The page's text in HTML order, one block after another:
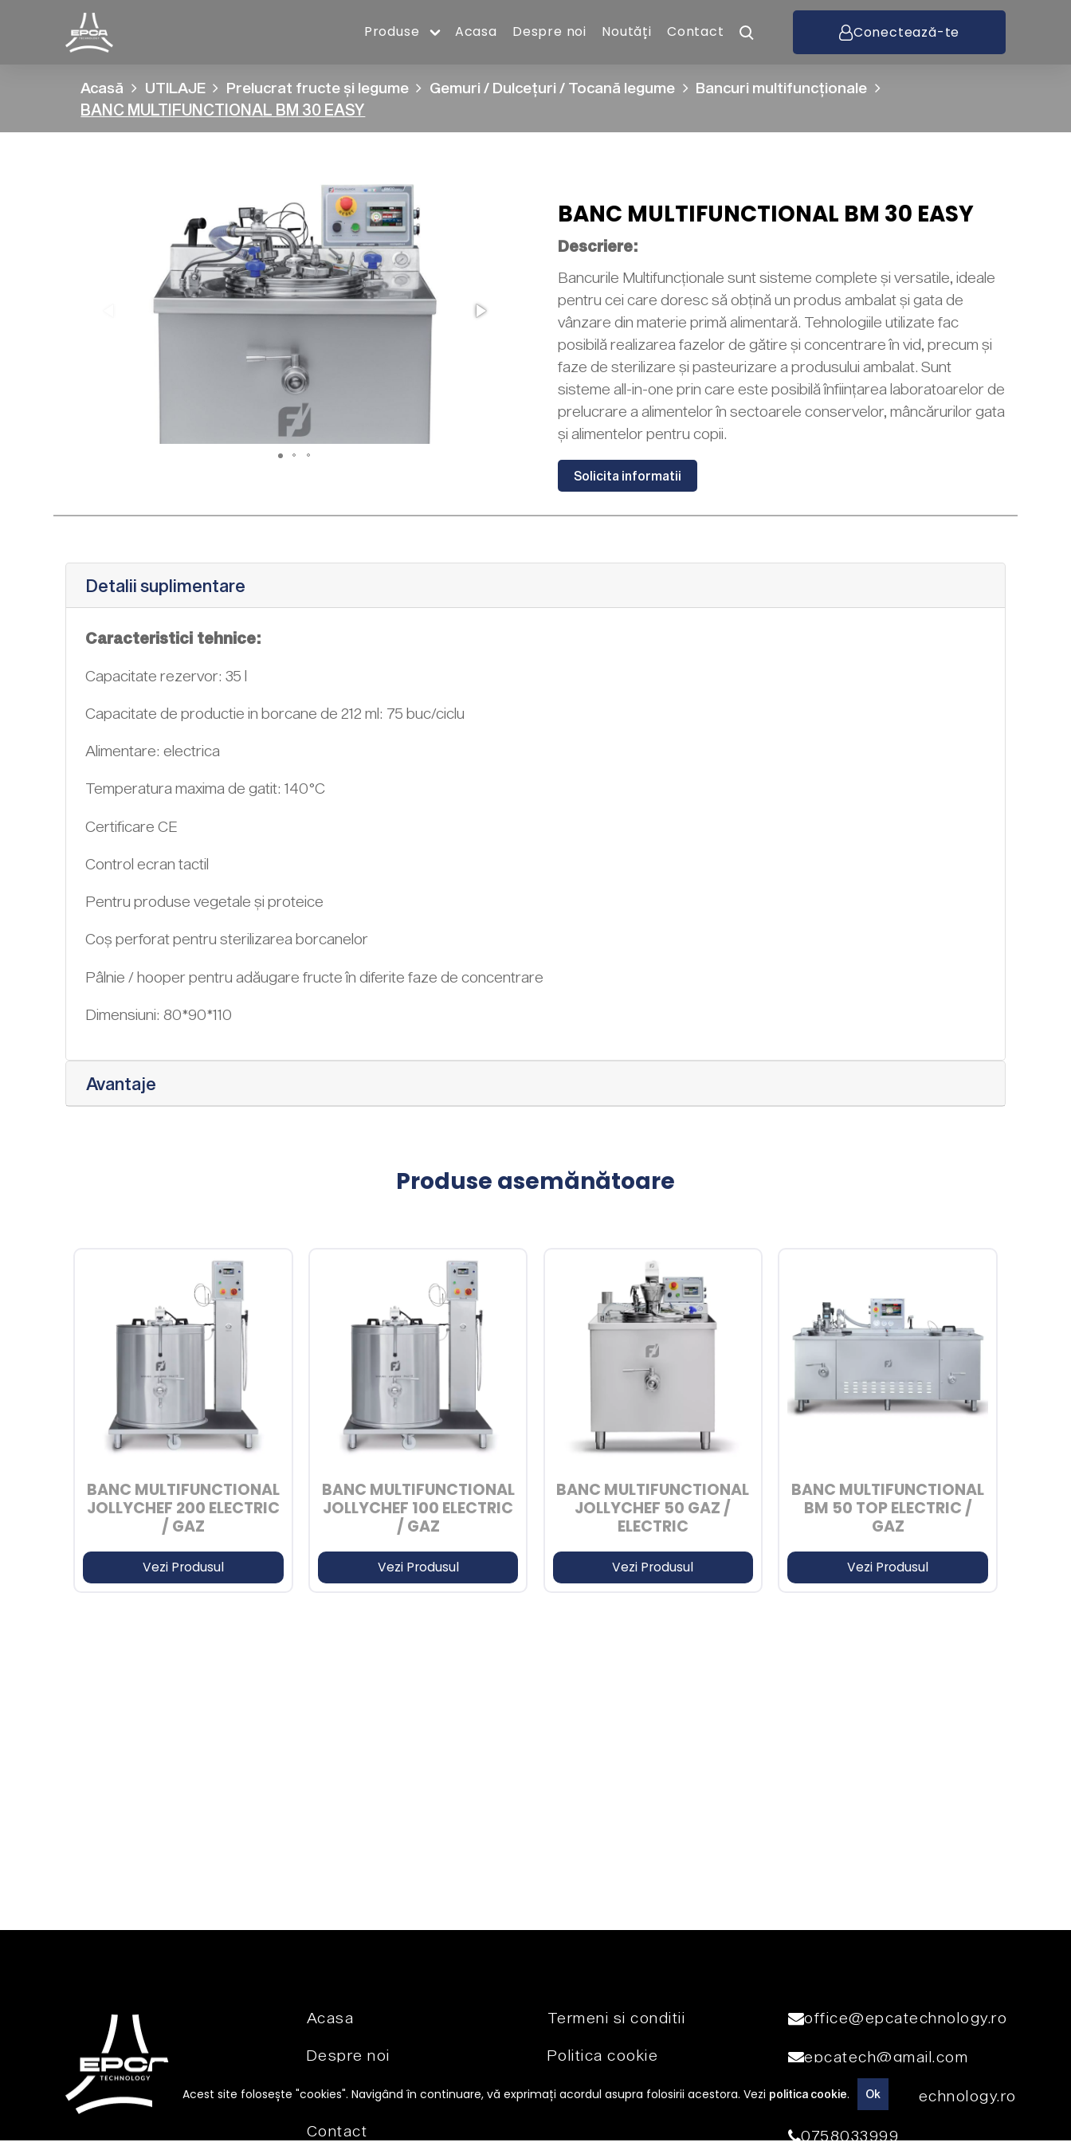
Produse Acasa Despre noi Noutăți Contact Conectează-te
Acasă UTILAJE Prelucrat fructe și legume Gemuri / Dulcețuri / Tocană legume Bancuri multifuncționale
BANC MULTIFUNCTIONAL BM 30 EASY
BANC MULTIFUNCTIONAL BM 30 EASY
Descriere:
Bancurile Multifuncționale sunt sisteme complete și versatile, ideale
pentru cei care doresc să obțină un produs ambalat și gata de
vânzare din materie primă alimentară. Tehnologiile utilizate fac
posibilă realizarea fazelor de gătire și concentrare în vid, precum și
faze de sterilizare și pasteurizare a produsului ambalat. Sunt
sisteme all-in-one prin care este posibilă înființarea laboratoarelor de
prelucrare a alimentelor în sectoarele conservelor, mâncărurilor gata
și alimentelor pentru copii.
Solicita informatii
Detalii suplimentare
Caracteristici tehnice:
Capacitate rezervor: 35 l
Capacitate de productie in borcane de 212 ml: 75 buc/ciclu
Alimentare: electrica
Temperatura maxima de gatit: 140°C
Certificare CE
Control ecran tactil
Pentru produse vegetale și proteice
Coș perforat pentru sterilizarea borcanelor
Pâlnie / hooper pentru adăugare fructe în diferite faze de concentrare
Dimensiuni: 80*90*110
Avantaje
Produse asemănătoare
BANC MULTIFUNCTIONAL
JOLLYCHEF 200 ELECTRIC
/ GAZ
Vezi Produsul
BANC MULTIFUNCTIONAL
JOLLYCHEF 100 ELECTRIC
/ GAZ
Vezi Produsul
BANC MULTIFUNCTIONAL
JOLLYCHEF 50 GAZ /
ELECTRIC
Vezi Produsul
BANC MULTIFUNCTIONAL
BM 50 TOP ELECTRIC /
GAZ
Vezi Produsul
Acasa
Despre noi
Produse
Contact
Termeni si conditii
Politica cookie
Politica de
office@epcatechnology.ro
epcatech@gmail.com
vanzari@epcatechnology.ro
0758033999
Acest site folosește "cookies". Navigând în continuare, vă exprimați acordul asupra folosirii acestora. Vezi politica cookie. Ok